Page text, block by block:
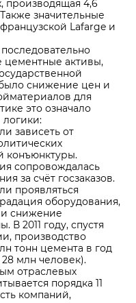
производящая 4,6
значительные
Lafarge и
последовательно
цементные активы,
снижение цен и
для
это означало
логики:
зависеть от
конъюнктуры.
сопровождалась
за счёт госзаказов.
проявляться
оборудования,
снижение
2011 году, спустя
производство
тонн цемента в год
млн человек).
отраслевых
порядка 11
компаний,